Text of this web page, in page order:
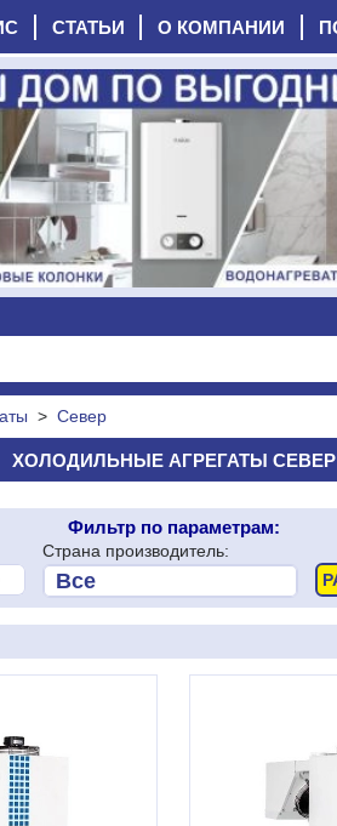
СТАТЬИ О КОМПАНИИ
> Север
ХОЛОДИЛЬНЫЕ АГРЕГАТЫ СЕВЕР
Фильтр по параметрам:
Страна производитель: